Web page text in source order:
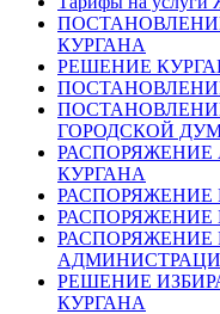
КУРГАНА
РЕШЕНИЕ
ГОРОДСКОЙ
КУРГАНА
РАСПОРЯЖЕНИЕ
РАСПОРЯЖЕНИЕ
РАСПОРЯЖЕНИЕ
РЕШЕНИЕ
КУРГАНА